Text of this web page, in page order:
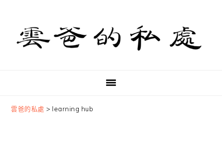
primary
navigation
content
primary
sidebar
雲爸的私處 > learning hub